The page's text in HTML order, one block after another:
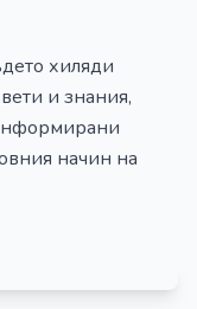
хиляди
и знания,
начин на